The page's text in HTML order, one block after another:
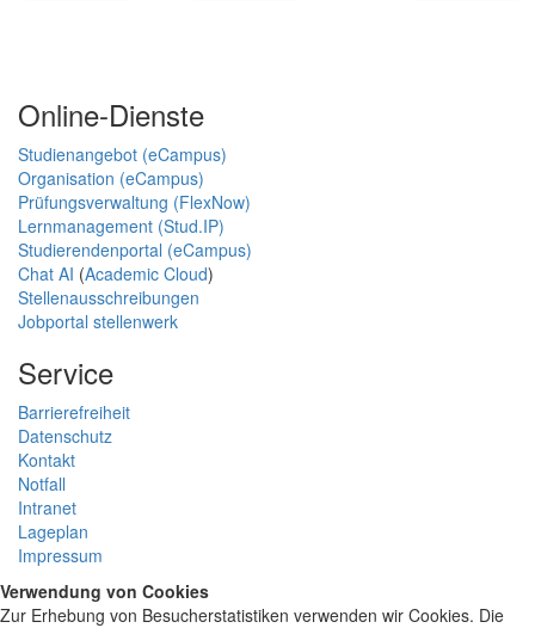
Online-Dienste
Studienangebot (eCampus)
Organisation (eCampus)
Prüfungsverwaltung (FlexNow)
Lernmanagement (Stud.IP)
Studierendenportal (eCampus)
Chat AI (Academic Cloud)
Stellenausschreibungen
Jobportal stellenwerk
Service
Barrierefreiheit
Datenschutz
Kontakt
Notfall
Intranet
Lageplan
Impressum
Verwendung von Cookies
Zur Erhebung von Besucherstatistiken verwenden wir Cookies. Die